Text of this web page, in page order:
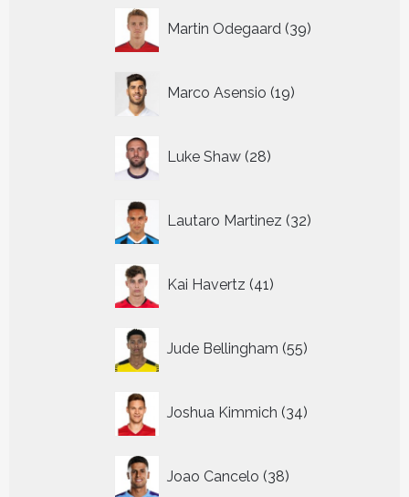
Martin Odegaard 39
producten
Marco Asensio 19
producten
Luke Shaw 28
producten
Lautaro Martinez 32
producten
Kai Havertz 41
producten
Jude Bellingham 55
producten
Joshua Kimmich 34
producten
Joao Cancelo 38
producten